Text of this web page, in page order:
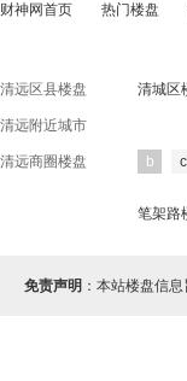
财神网首页 热门楼盘
清远区县楼盘 清城区
清远附近城市
清远商圈楼盘 b c
笔架路
免责声明 ：本站楼盘信